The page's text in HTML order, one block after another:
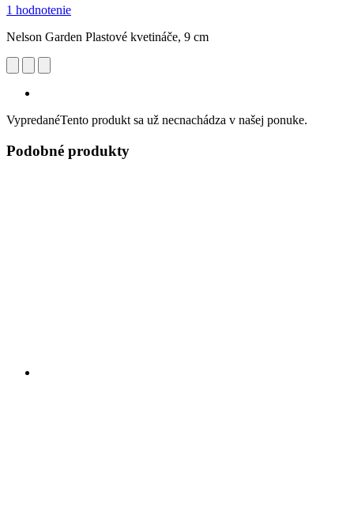
1 hodnotenie
Nelson Garden Plastové kvetináče, 9 cm
VypredanéTento produkt sa už necnachádza v našej ponuke.
Podobné produkty